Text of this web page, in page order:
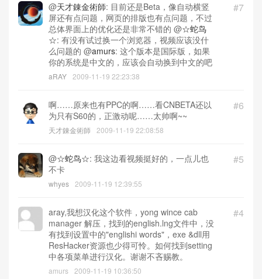
#7
@天才錬金術師: 目前还是Beta，像自动横竖
屏还有点问题，网页的排版也有点问题，不过
总体界面上的优化还是非常不错的 @☆蛇鸟
☆: 有没有试过换一个浏览器，视频应该没什
么问题的 @amurs: 这个版本是国际版，如果
你的系统是中文的，应该会自动换到中文的吧
aRAY 2009-11-19 22:23:38
#6
啊……原来也有PPC的啊……看CNBETA还以
为只有S60的，正激动呢……太帅啊~~
天才錬金術師 2009-11-19 22:08:58
#5
@☆蛇鸟☆: 我这边看视频挺好的，一点儿也
不卡
whyes 2009-11-19 12:39:55
#4
aray,我想汉化这个软件，yong wince cab
manager 解压，找到的english.lng文件中，没
有找到设置中的"englishi words"，exe &dll用
ResHacker资源也少得可怜。如何找到setting
中各项菜单进行汉化。谢谢不吝赐教。
amurs 2009-11-19 10:36:50